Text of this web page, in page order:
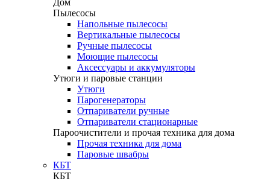
Дом
Пылесосы
Напольные пылесосы
Вертикальные пылесосы
Ручные пылесосы
Моющие пылесосы
Аксессуары и аккумуляторы
Утюги и паровые станции
Утюги
Парогенераторы
Отпариватели ручные
Отпариватели стационарные
Пароочистители и прочая техника для дома
Прочая техника для дома
Паровые швабры
КБТ
КБТ